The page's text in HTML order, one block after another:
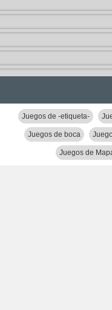
Juegos de -etiqueta-
Juegos de boca
Juegos de